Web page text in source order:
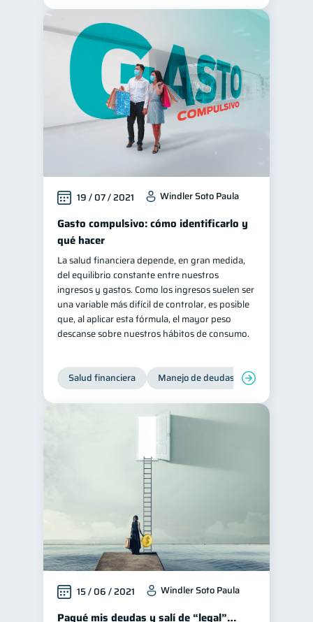
19 / 07 / 2021 Windler Soto Paula
Gasto compulsivo: cómo identificarlo y
qué hacer
La salud financiera depende, en gran medida,
del equilibrio constante entre nuestros
ingresos y gastos. Como los ingresos suelen ser
una variable más difícil de controlar, es posible
que, al aplicar esta fórmula, el mayor peso
descanse sobre nuestros hábitos de consumo.
Salud financiera Manejo de deudas
15 / 06 / 2021 Windler Soto Paula
Pagué mis deudas y salí de “legal”…